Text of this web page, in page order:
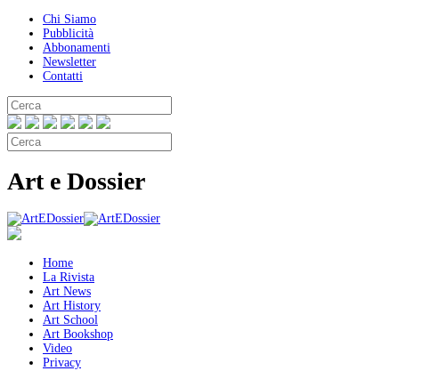
Chi Siamo
Pubblicità
Abbonamenti
Newsletter
Contatti
Art e Dossier
Home
La Rivista
Art News
Art History
Art School
Art Bookshop
Video
Privacy